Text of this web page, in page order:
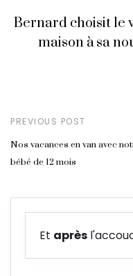
Bernard choisit le
maison à sa
PREVIOUS POST
Nos vacances en van avec
bébé de 12 mois
Et après